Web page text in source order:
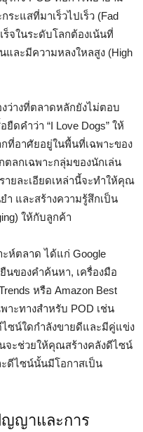
ระแสที่มาเร็วไปเร็ว (Fad
ร็จในระดับโลกต้องเน้นที่
และมีความหลงใหลสูง (High
ว่างที่ตลาดหลักยังไม่ตอบ
ดคำว่า “I Love Dogs” ให้
ที่อาศัยอยู่ในพื้นที่เฉพาะของ
ตลกเฉพาะกลุ่มของนักเล่น
ายละเอียดเหล่านี้จะทำให้คุณ
และสร้างความรู้สึกเป็น
ให้กับลูกค้า
ะห์ตลาด ได้แก่ Google
นของคำค้นหา, เครื่องมือ
หรือ Amazon Best
าะทางสำหรับ POD เช่น
ไซน์ใดกำลังขายดีและมีคู่แข่ง
จะช่วยให้คุณสร้างคลังดีไซน์
ะดีไซน์นั้นมีโอกาสเป็น
ญญาและการ